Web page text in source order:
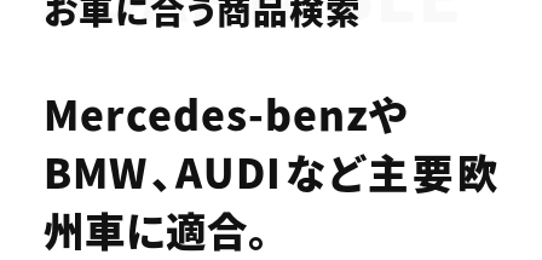
Mercedes-benzや
BMW、AUDIなど主要欧
州車に適合。